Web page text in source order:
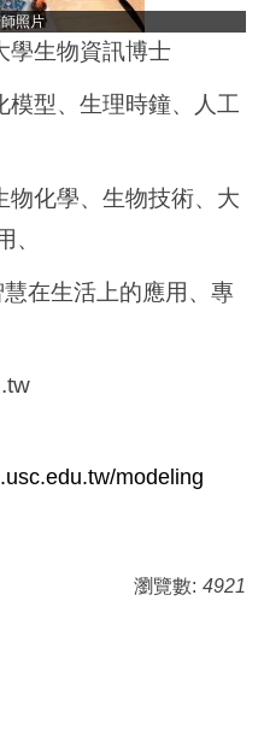
照片
學生物資訊博士
模型、生理時鐘、人工
物化學、生物技術、大
、
活上的應用、專
modeling
瀏覽數: 4921